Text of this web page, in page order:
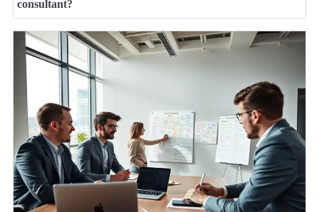
consultant?